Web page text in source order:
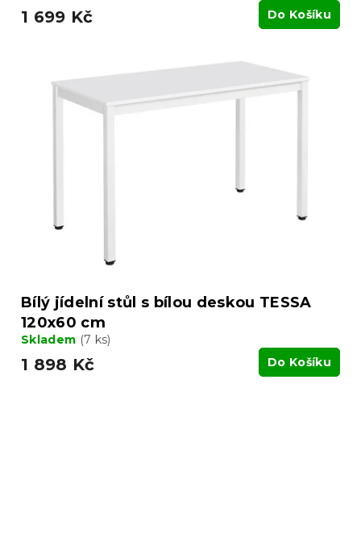
1 699 Kč Do Košíku
Bílý jídelní stůl s bílou deskou TESSA
120x60 cm
Skladem (7 ks)
1 898 Kč Do Košíku